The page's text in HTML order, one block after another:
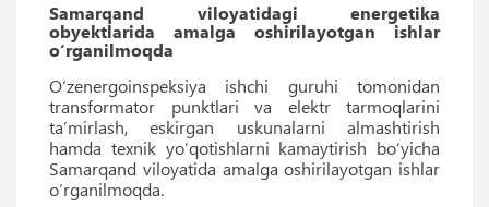
Samarqand viloyatidagi energetika
obyektlarida amalga oshirilayotgan ishlar
o‘rganilmoqda
O‘zenergoinspeksiya ishchi guruhi tomonidan
transformator punktlari va elektr tarmoqlarini
ta’mirlash, eskirgan uskunalarni almashtirish
hamda texnik yo‘qotishlarni kamaytirish bo‘yicha
Samarqand viloyatida amalga oshirilayotgan ishlar
o‘rganilmoqda.